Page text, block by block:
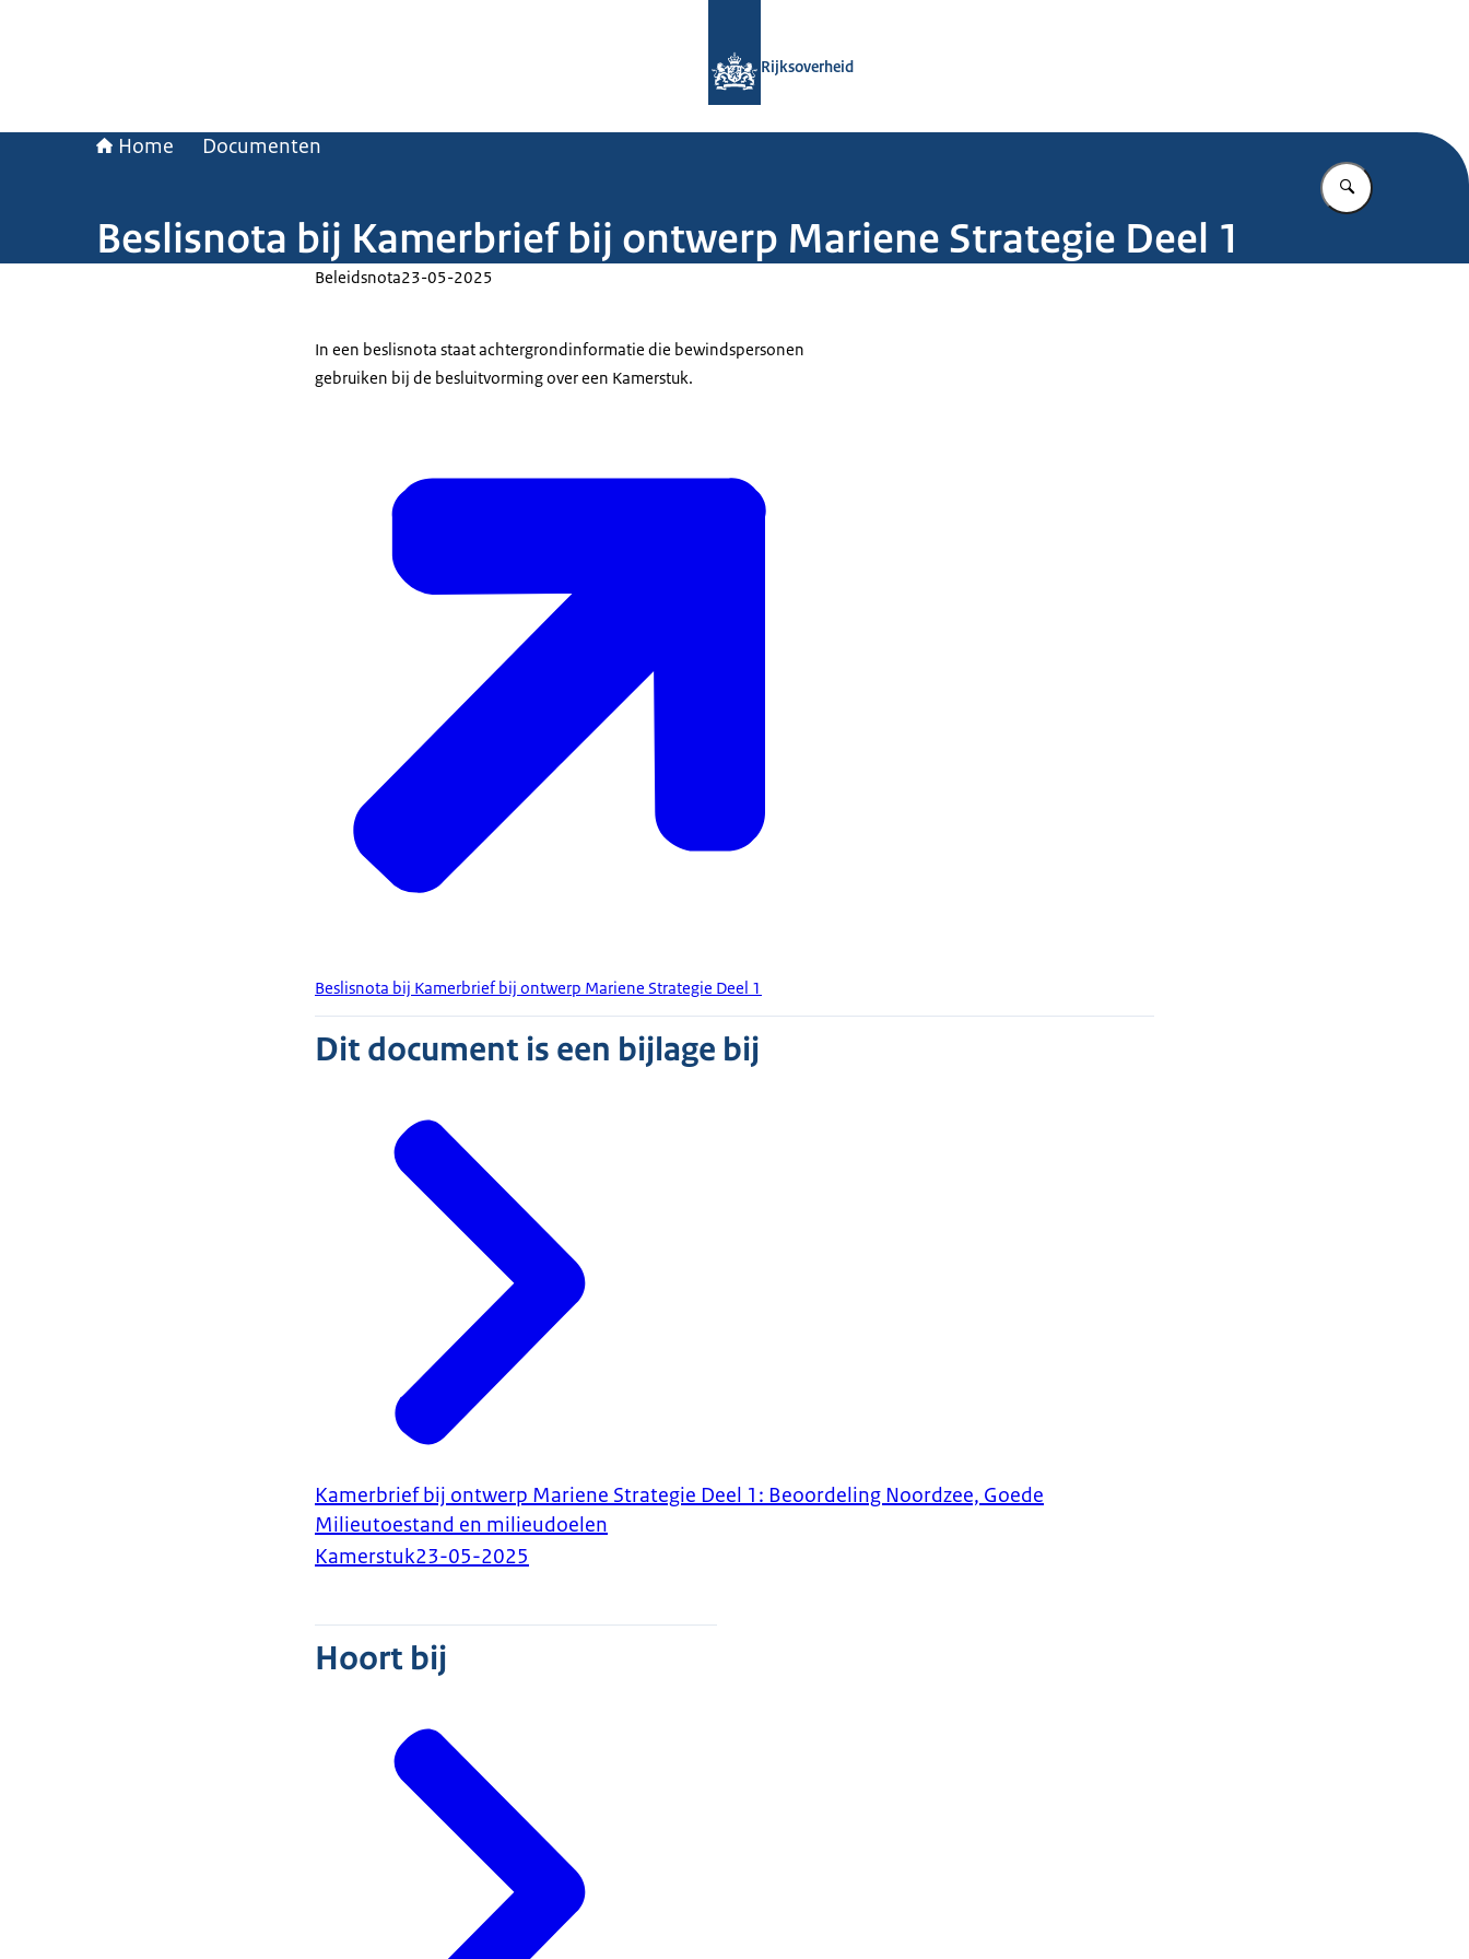
Rijksoverheid
Home Documenten
Vul in wat u
Beslisnota bij Kamerbrief bij ontwerp Mariene Strategie Deel 1
Beleidsnota23-05-2025
In een beslisnota staat achtergrondinformatie die bewindspersonen
gebruiken bij de besluitvorming over een Kamerstuk.
Beslisnota bij Kamerbrief bij ontwerp Mariene Strategie Deel 1
Dit document is een bijlage bij
Kamerbrief bij ontwerp Mariene Strategie Deel 1: Beoordeling Noordzee, Goede
Milieutoestand en milieudoelen
Kamerstuk23-05-2025
Hoort bij